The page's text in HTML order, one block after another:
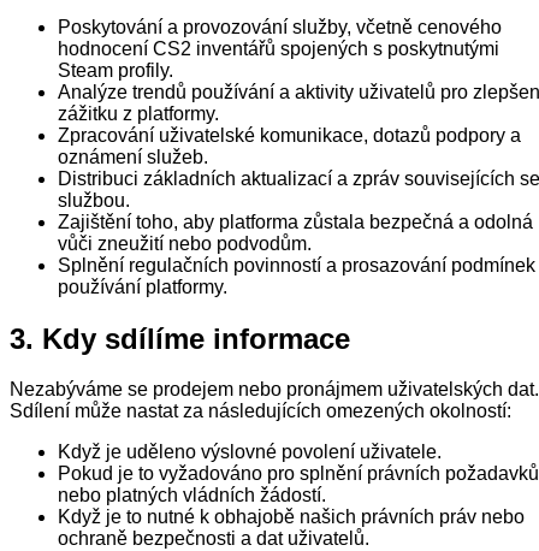
Poskytování a provozování služby, včetně cenového
hodnocení CS2 inventářů spojených s poskytnutými
Steam profily.
Analýze trendů používání a aktivity uživatelů pro
zážitku z platformy.
Zpracování uživatelské komunikace, dotazů podpory a
oznámení služeb.
Distribuci základních aktualizací a zpráv souvisejících se
službou.
Zajištění toho, aby platforma zůstala bezpečná a odolná
vůči zneužití nebo podvodům.
Splnění regulačních povinností a prosazování podmínek
používání platformy.
3. Kdy sdílíme informace
Nezabýváme se prodejem nebo pronájmem uživatelských dat.
Sdílení může nastat za následujících omezených okolností:
Když je uděleno výslovné povolení uživatele.
Pokud je to vyžadováno pro splnění právních požadavků
nebo platných vládních žádostí.
Když je to nutné k obhajobě našich právních práv nebo
ochraně bezpečnosti a dat uživatelů.